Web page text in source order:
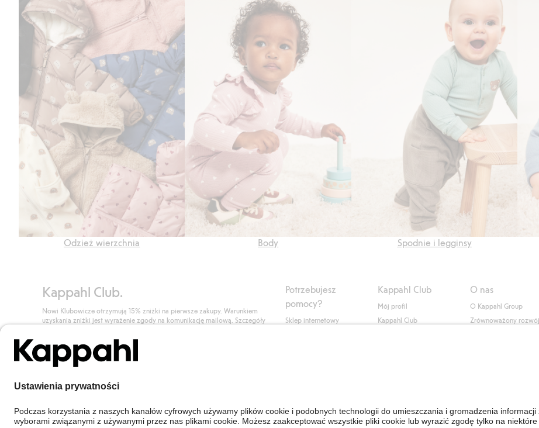
Odzież wierzchnia Body Spodnie i legginsy
Kappahl Club.
Nowi Klubowicze otrzymują 15% zniżki na pierwsze zakupy. Warunkiem
uzyskania zniżki jest wyrażenie zgody na komunikację mailową. Szczegóły
Dołącz do Klubu!
Potrzebujesz
pomocy?
Sklep internetowy
Personal Styling
Kappahl Club
Mój profil
Kappahl Club
O nas
O Kappahl Group
Zrównoważony rozwój